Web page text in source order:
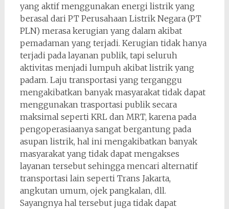
yang aktif menggunakan energi listrik yang
berasal dari PT Perusahaan Listrik Negara (PT
PLN) merasa kerugian yang dalam akibat
pemadaman yang terjadi. Kerugian tidak hanya
terjadi pada layanan publik, tapi seluruh
aktivitas menjadi lumpuh akibat listrik yang
padam. Laju transportasi yang terganggu
mengakibatkan banyak masyarakat tidak dapat
menggunakan trasportasi publik secara
maksimal seperti KRL dan MRT, karena pada
pengoperasiaanya sangat bergantung pada
asupan listrik, hal ini mengakibatkan banyak
masyarakat yang tidak dapat mengakses
layanan tersebut sehingga mencari alternatif
transportasi lain seperti Trans Jakarta,
angkutan umum, ojek pangkalan, dll.
Sayangnya hal tersebut juga tidak dapat